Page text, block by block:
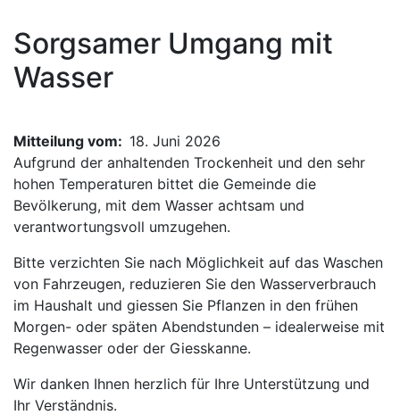
Sorgsamer Umgang mit
Wasser
Mitteilung vom
18. Juni 2026
Aufgrund der anhaltenden Trockenheit und den sehr
hohen Temperaturen bittet die Gemeinde die
Bevölkerung, mit dem Wasser achtsam und
verantwortungsvoll umzugehen.
Bitte verzichten Sie nach Möglichkeit auf das Waschen
von Fahrzeugen, reduzieren Sie den Wasserverbrauch
im Haushalt und giessen Sie Pflanzen in den frühen
Morgen- oder späten Abendstunden – idealerweise mit
Regenwasser oder der Giesskanne.
Wir danken Ihnen herzlich für Ihre Unterstützung und
Ihr Verständnis.